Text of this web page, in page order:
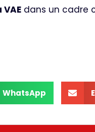
dans un cadre
WhatsApp